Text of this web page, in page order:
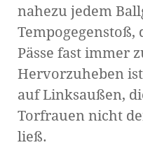
nahezu jedem
Tempogegenstoß,
Pässe fast immer
Hervorzuheben
auf Linksaußen,
Torfrauen nicht
ließ.